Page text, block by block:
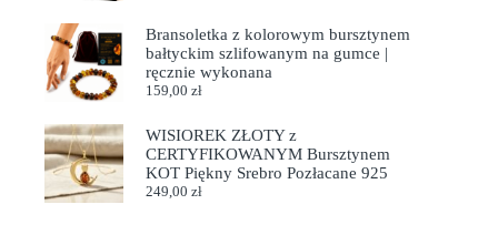
Bransoletka z kolorowym bursztynem
bałtyckim szlifowanym na gumce |
ręcznie wykonana
159,00 zł
WISIOREK ZŁOTY z
CERTYFIKOWANYM Bursztynem
KOT Piękny Srebro Pozłacane 925
249,00 zł